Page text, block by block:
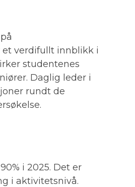
et verdifullt innblikk i
studentenes
Daglig leder i
rundt de
i 2025. Det er
i aktivitetsnivå.